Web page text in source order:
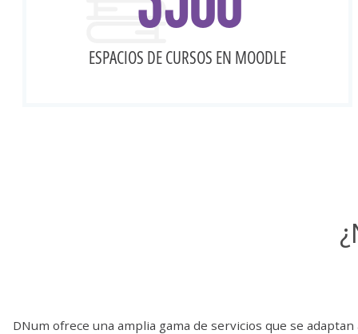
ESPACIOS DE CURSOS EN MOODLE
DNum ofrece una amplia gama de servicios que se